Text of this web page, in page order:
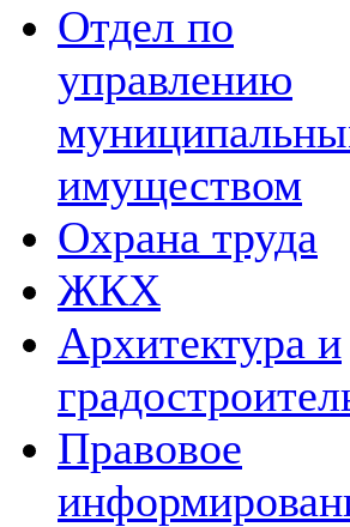
Отдел по
управлению
имуществом
Охрана труда
ЖКХ
Архитектура и
Правовое